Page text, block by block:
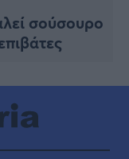
σούσουρο